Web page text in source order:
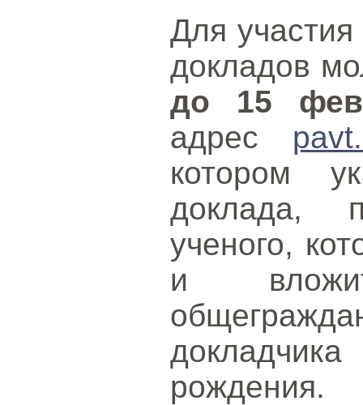
Для
докладов
до 15
адрес
котором
доклада,
ученого,
и
рождения.